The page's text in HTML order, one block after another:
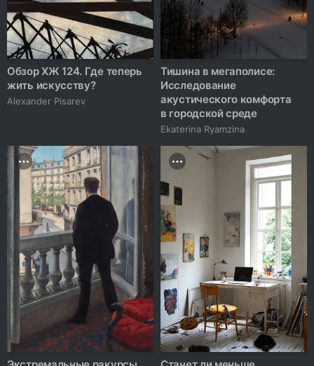
Обзор ХЖ 124. Где теперь
жить искусству?
Alexander Pisarev
Тишина в мегаполисе:
Исследование
акустического комфорта
в городской среде
Ekaterina Ryamzina